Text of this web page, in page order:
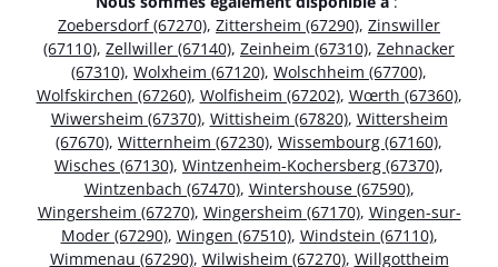
Zoebersdorf (67270), Zittersheim (67290), Zinswiller
(67110), Zellwiller (67140), Zeinheim (67310), Zehnacker
(67310), Wolxheim (67120), Wolschheim (67700),
Wolfskirchen (67260), Wolfisheim (67202), Wœrth (67360),
Wiwersheim (67370), Wittisheim (67820), Wittersheim
(67670), Witternheim (67230), Wissembourg (67160),
Wisches (67130), Wintzenheim-Kochersberg (67370),
Wintzenbach (67470), Wintershouse (67590),
Wingersheim (67270), Wingersheim (67170), Wingen-sur-
Moder (67290), Wingen (67510), Windstein (67110),
Wimmenau (67290), Wilwisheim (67270), Willgottheim